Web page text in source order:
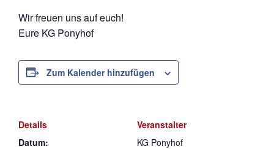
Wir freuen uns auf euch!
Eure KG Ponyhof
Zum Kalender hinzufügen
Details
Datum:
Veranstalter
KG Ponyhof